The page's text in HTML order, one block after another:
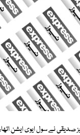
سول ایوی ایشن